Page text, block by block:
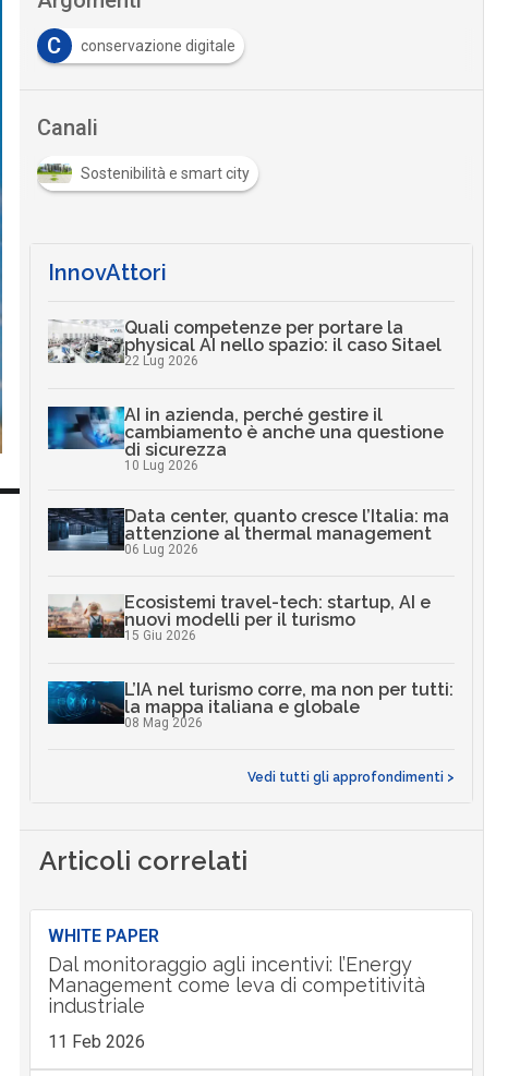
C
conservazione digitale
Canali
Sostenibilità e smart city
InnovAttori
Quali competenze per portare la
physical AI nello spazio: il caso Sitael
22 Lug 2026
AI in azienda, perché gestire il
cambiamento è anche una questione
di sicurezza
10 Lug 2026
Data center, quanto cresce l’Italia: ma
attenzione al thermal management
06 Lug 2026
Ecosistemi travel-tech: startup, AI e
nuovi modelli per il turismo
15 Giu 2026
L’IA nel turismo corre, ma non per tutti:
la mappa italiana e globale
08 Mag 2026
Vedi tutti gli approfondimenti >
Articoli correlati
WHITE PAPER
Dal monitoraggio agli incentivi: l’Energy
Management come leva di competitività
industriale
11 Feb 2026